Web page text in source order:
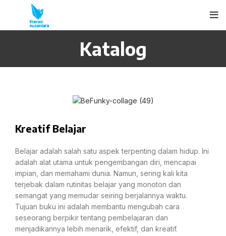
Katalog
Kreatif Belajar
Belajar adalah salah satu aspek terpenting dalam hidup. Ini
adalah alat utama untuk pengembangan diri, mencapai
impian, dan memahami dunia. Namun, sering kali kita
terjebak dalam rutinitas belajar yang monoton dan
semangat yang memudar seiring berjalannya waktu.
Tujuan buku ini adalah membantu mengubah cara
seseorang berpikir tentang pembelajaran dan
menjadikannya lebih menarik, efektif, dan kreatif.